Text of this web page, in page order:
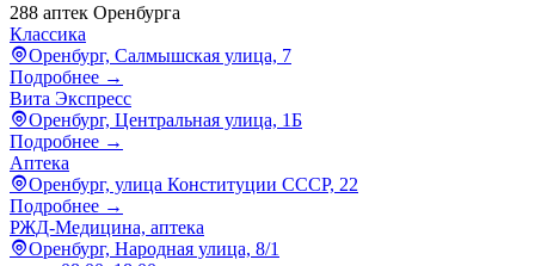
288 аптек Оренбурга
Классика
Оренбург, Салмышская улица, 7
Подробнее →
Вита Экспресс
Оренбург, Центральная улица, 1Б
Подробнее →
Аптека
Оренбург, улица Конституции СССР, 22
Подробнее →
РЖД-Медицина, аптека
Оренбург, Народная улица, 8/1